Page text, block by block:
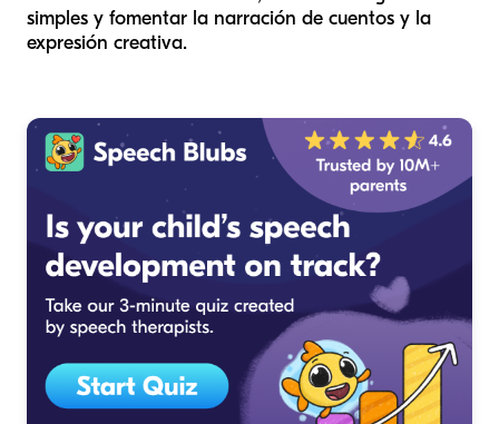
simples y fomentar la narración de cuentos y la
expresión creativa.